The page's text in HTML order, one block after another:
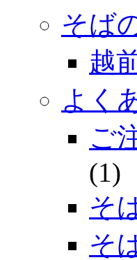
そば
越
よく
ご
(1)
そ
そ